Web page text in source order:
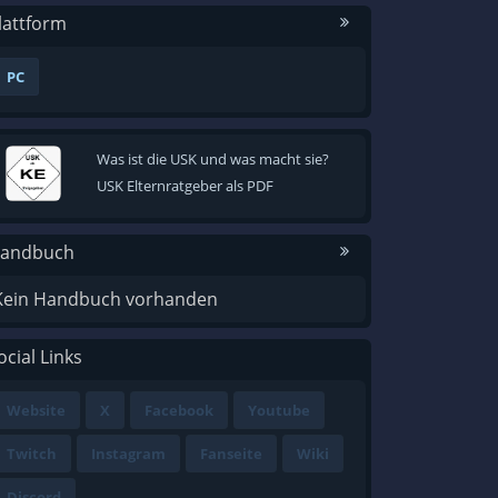
PC
Was ist die USK und was macht sie?
USK Elternratgeber als PDF
Handbuch vorhanden
Links
Website X Facebook Youtube
Twitch Instagram Fanseite Wiki